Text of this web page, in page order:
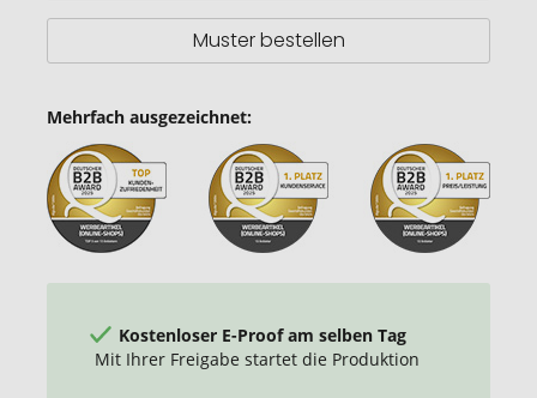
Zedernholzduft,
g
Muster bestellen
Mehrfach ausgezeichnet:
Kostenloser E-Proof am selben Tag
Mit Ihrer Freigabe startet die Produktion